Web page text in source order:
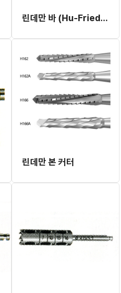
린데만 바 (Hu-Friedy) (개별발주)
린데만 본 커터